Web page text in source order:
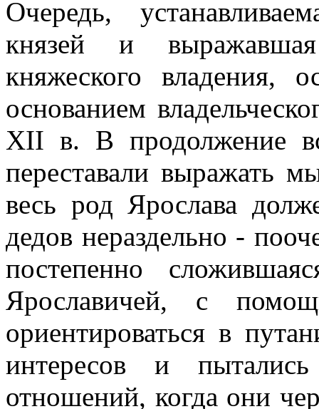
Очередь,
князей и
княжеского владения,
основанием
XII в. В продолжение
переставали выражать
весь род Ярослава
дедов нераздельно -
постепенно
Ярославичей, с
ориентироваться в
интересов и
отношений, когда они